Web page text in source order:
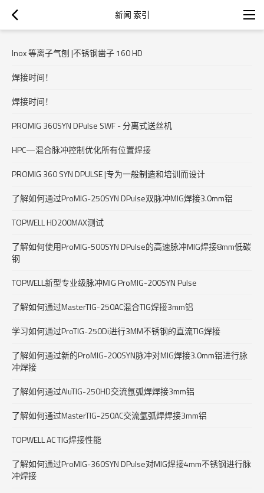
新闻 索引
Inox 等离子气刨 |不锈钢凿子 160 HD
焊接时间！
焊接时间！
PROMIG 360SYN DPulse SWF - 分离式送丝机
HPC—混合脉冲控制优化所有位置焊接
PROMIG 360 SYN DPULSE |专为一般制造和培训而设计
了解如何通过ProMIG-250SYN DPulse双脉冲MIG焊接3.0mm铝
TOPWELL HD200MAX测试
了解如何使用ProMIG-500SYN DPulse的高速脉冲MIG焊接8mm低碳
钢
TOPWELL新型专业级脉冲MIG ProMIG-200SYN Pulse
了解如何通过MasterTIG-250AC混合TIG焊接3mm铝
学习如何通过ProTIG-250Di进行3MM不锈钢的直流TIG焊接
了解如何通过新的ProMIG-200SYN脉冲对MIG焊接3.0mm铝进行脉
冲焊接
了解如何通过AluTIG-250HD交流氩弧焊焊接3mm铝
了解如何通过MasterTIG-250AC交流氩弧焊焊接3mm铝
TOPWELL AC TIG焊接性能
了解如何通过ProMIG-360SYN DPulse对MIG焊接4mm不锈钢进行脉
冲焊接